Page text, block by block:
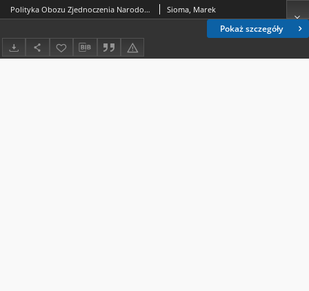
Pokaż szczegóły
Polityka Obozu Zjednoczenia Narodowego wobec wsi i chłopów w latach 1937-1939 Sioma, Marek